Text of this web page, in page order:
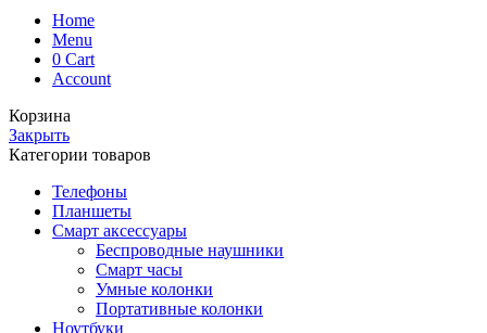
Home
Menu
0 Cart
Account
Корзина
Закрыть
Категории товаров
Телефоны
Планшеты
Смарт аксессуары
Беспроводные наушники
Смарт часы
Умные колонки
Портативные колонки
Ноутбуки